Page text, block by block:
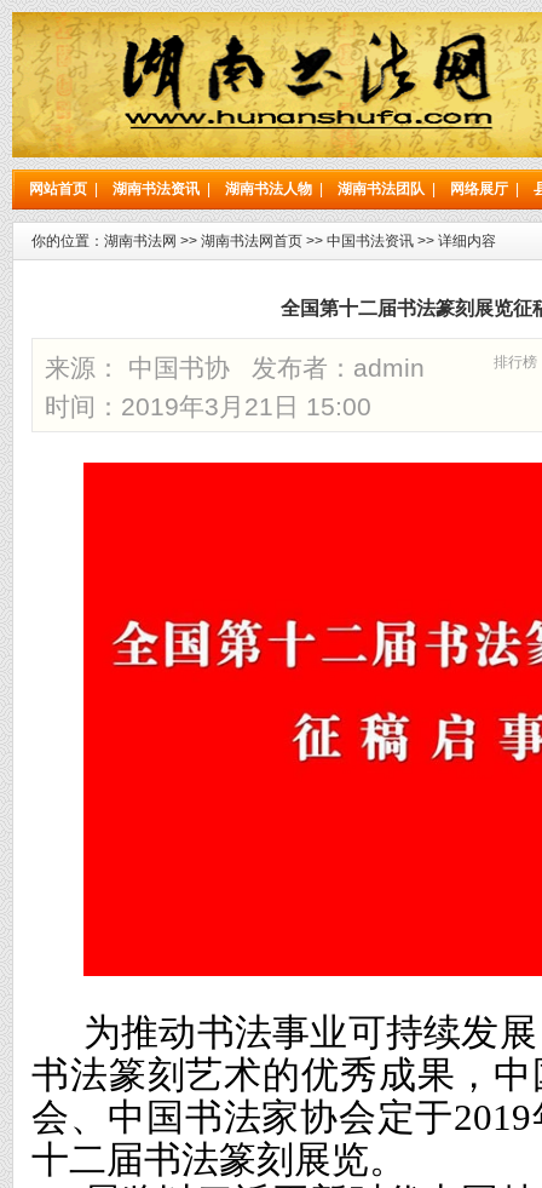
网站首页 湖南书法资讯 湖南书法人物 湖南书法团队 网络展厅
你的位置： 湖南书法网 >> 湖南书法网首页 >> 中国书法资讯 >> 详细内容
全国第十二届书法篆刻展览征
排行榜
来源： 中国书协 发布者： admin
时间：2019年3月21日 15:00
为推动书法事业可持续发
书法篆刻艺术的优秀成果，
会、中国书法家协会定于2019
十二届书法篆刻展览。